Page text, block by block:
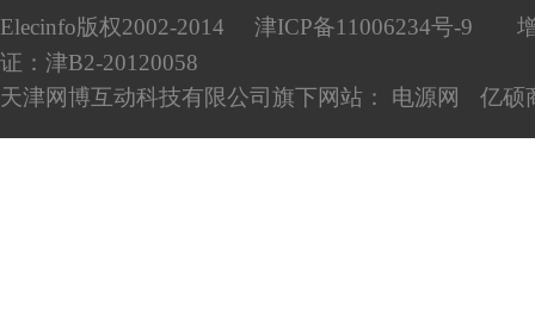
Elecinfo版权2002-2014
津ICP备11006234号-9
证：津B2-20120058
天津网博互动科技有限公司旗下网站： 电源网 亿硕